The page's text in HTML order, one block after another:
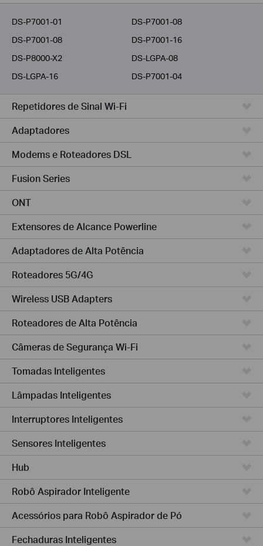
Provedores
DS-P7001-01
DS-P7001-08
DS-P7001-08
DS-P7001-16
DS-P8000-X2
DS-LGPA-08
DS-LGPA-16
DS-P7001-04
Repetidores de Sinal Wi-Fi
Adaptadores
Modems e Roteadores DSL
Fusion Series
ONT
Extensores de Alcance Powerline
Adaptadores de Alta Potência
Roteadores 5G/4G
Wireless USB Adapters
Roteadores de Alta Potência
Câmeras de Segurança Wi-Fi
Tomadas Inteligentes
Lâmpadas Inteligentes
Interruptores Inteligentes
Sensores Inteligentes
Hub
Robô Aspirador Inteligente
Acessórios para Robô Aspirador de Pó
Fechaduras Inteligentes